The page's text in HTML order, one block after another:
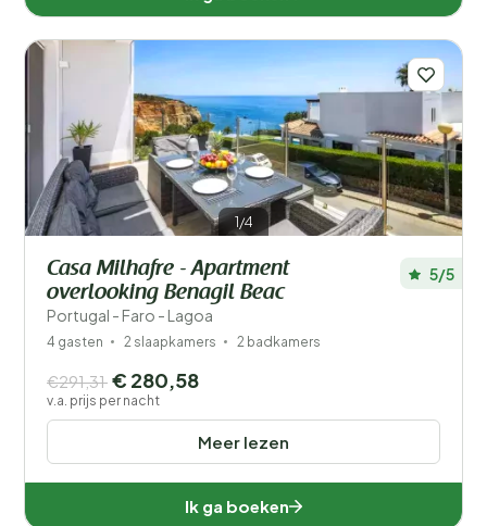
België (216)
Denemarken (680)
Duitsland (801)
Frankrijk (1751)
Griekenland (298)
Hongarije (3)
Italië (1670)
Kroatië (904)
Luxemburg (5)
1/4
Casa Milhafre - Apartment
overlooking Benagil Beac
Portugal - Faro - Lagoa
5/5
4 gasten 2 slaapkamers 2 badkamers
Meer lezen
€291,31 € 280,58
v.a. prijs per nacht
Ik ga boeken